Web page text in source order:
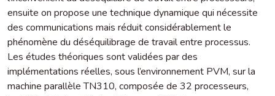
ensuite on propose une technique dynamique qui nécessite
des communications mais réduit considérablement le
phénomène du déséquilibrage de travail entre processus.
Les études théoriques sont validées par des
implémentations réelles, sous l’environnement PVM, sur la
machine parallèle TN310, composée de 32 processeurs,